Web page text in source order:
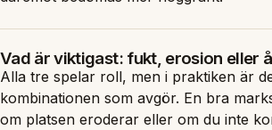
Vad är viktigast: fukt, erosion eller
Alla tre spelar roll, men i praktiken är
kombinationen som avgör. En bra
om platsen eroderar eller om du inte